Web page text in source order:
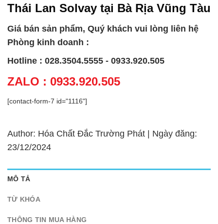
Thái Lan Solvay tại Bà Rịa Vũng Tàu
Giá bán sản phẩm, Quý khách vui lòng liên hệ
Phòng kinh doanh :
Hotline : 028.3504.5555 - 0933.920.505
ZALO : 0933.920.505
[contact-form-7 id="1116"]
Author: Hóa Chất Đắc Trường Phát | Ngày đăng:
23/12/2024
MÔ TẢ
TỪ KHÓA
THÔNG TIN MUA HÀNG